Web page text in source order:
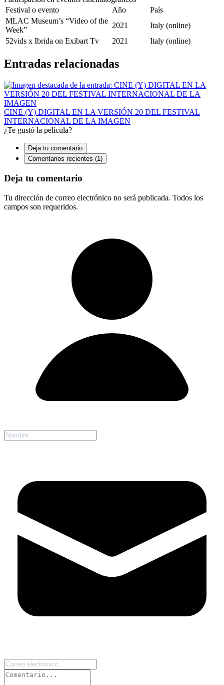
Festival o evento
Año
País
MLAC Museum’s “Video of the
Week”
2021
Italy (online)
52vids x Ibrida on Exibart Tv
2021 Italy (online)
Entradas relacionadas
CINE (Y) DIGITAL EN LA VERSIÓN 20 DEL FESTIVAL
INTERNACIONAL DE LA IMAGEN
¿Te gustó la película?
Deja tu comentario
Comentarios recientes (1)
Deja tu comentario
Tu dirección de correo electrónico no será publicada. Todos los
campos son requeridos.